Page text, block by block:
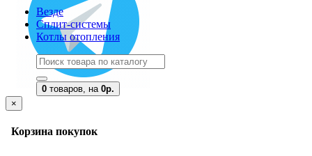
Везде
Сплит-системы
Котлы отопления
0 товаров, на 0р.
×
Корзина покупок